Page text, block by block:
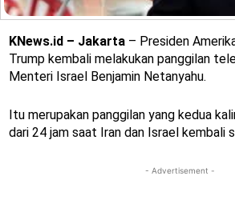
KNews.id – Jakarta – Presiden
Trump kembali melakukan panggilan
Menteri Israel Benjamin Netanyahu.
Itu merupakan panggilan yang kedua
dari 24 jam saat Iran dan Israel kembali
- Advertisement -